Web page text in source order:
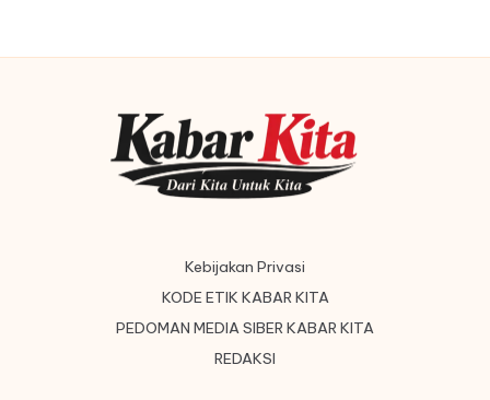
Kebijakan Privasi
KODE ETIK KABAR KITA
PEDOMAN MEDIA SIBER KABAR KITA
REDAKSI